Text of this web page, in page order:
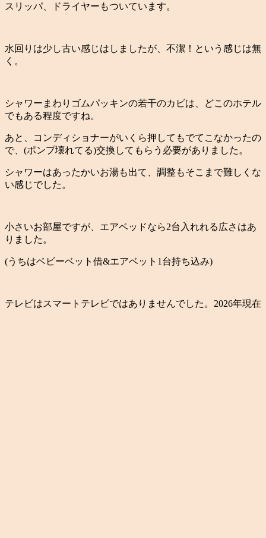
スリッパ、ドライヤーもついています。
水回りは少し古い感じはしましたが、不潔！という感じは無
く。
シャワーまわりゴムパッキンの若干のカビは、どこのホテル
でもある程度ですね。
あと、コンディショナーがいくら押してもでてこなかったの
で、(ポンプ壊れてる)交換してもらう必要がありました。
シャワーはあったかいお湯も出て、調整もそこまで難しくな
い感じでした。
小さいお部屋ですが、エアベッドなら2台入れれる広さはあ
りました。
(うちはベビーベット借&エアベット1台持ち込み)
テレビはスマートテレビではありませんでした。2026年現在